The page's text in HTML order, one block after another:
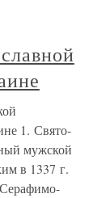
1. Свято-
мужской
в 1337 г.